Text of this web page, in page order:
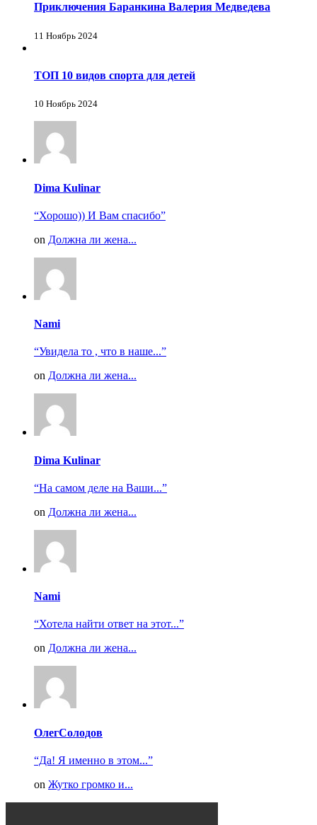
Приключения Баранкина Валерия Медведева
11 Ноябрь 2024
ТОП 10 видов спорта для детей
10 Ноябрь 2024
Dima Kulinar
“Хорошо)) И Вам спасибо”
on Должна ли жена...
Nami
“Увидела то , что в наше...”
on Должна ли жена...
Dima Kulinar
“На самом деле на Ваши...”
on Должна ли жена...
Nami
“Хотела найти ответ на этот...”
on Должна ли жена...
ОлегСолодов
“Да! Я именно в этом...”
on Жутко громко и...